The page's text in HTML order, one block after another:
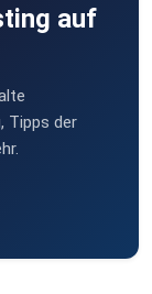
auf
Tipps der